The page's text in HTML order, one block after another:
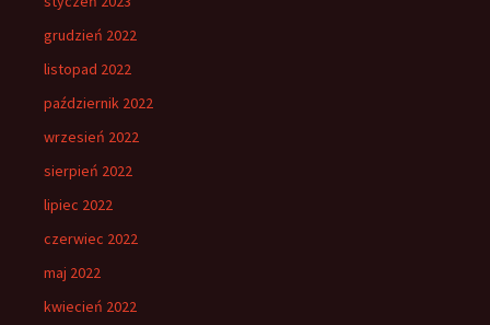
grudzień 2022
listopad 2022
październik 2022
wrzesień 2022
sierpień 2022
lipiec 2022
czerwiec 2022
maj 2022
kwiecień 2022